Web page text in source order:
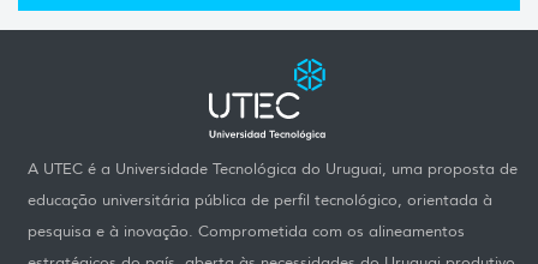
A UTEC é a Universidade Tecnológica do Uruguai, uma proposta de
educação universitária pública de perfil tecnológico, orientada à
pesquisa e à inovação. Comprometida com os alineamentos